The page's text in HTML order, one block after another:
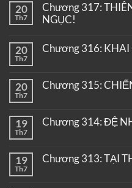
20
Th7
Chương 317:
NGỤC!
20
Th7
Chương 316: KHAI
20
Th7
Chương 315:
19
Th7
Chương 314: ĐỆ
19
Th7
Chương 313: TẠI